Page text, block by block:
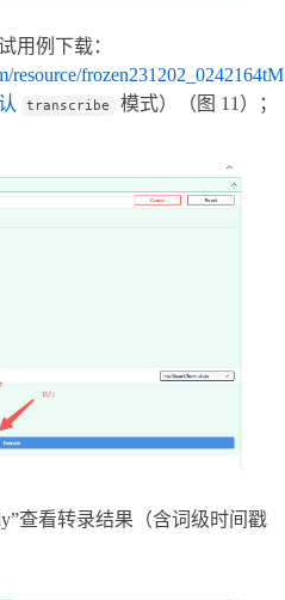
用例下载：
resource/frozen231202_0242164tM
transcribe 模式）（图 11）；
查看转录结果（含词级时间戳